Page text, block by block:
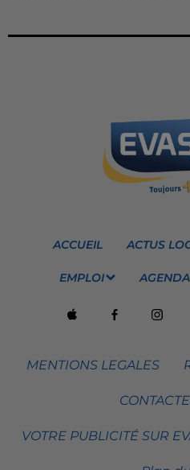
ACCUEIL ACTUS
EMPLOI AGENDA
MENTIONS LEGALES
VOTRE PUBLICITÉ SUR